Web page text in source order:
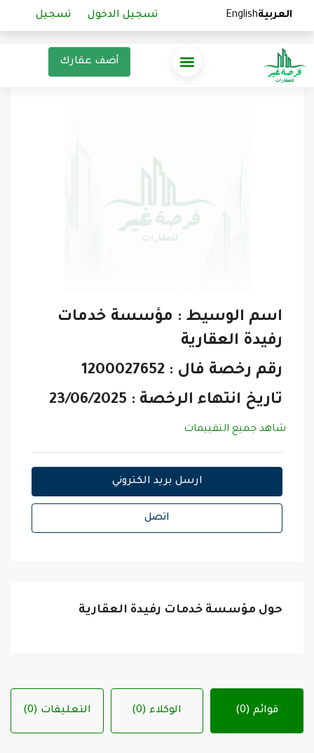
العربيةEnglish تسجيل الدخول تسجيل العربيةEnglish تسجيل الدخول تسجيل
أضف عقارك
اسم الوسيط : مؤسسة خدمات
رفيدة العقارية
رقم رخصة فال : 1200027652
تاريخ انتهاء الرخصة : 23/06/2025
شاهد جميع التقييمات
ارسل بريد الكتروني
اتصل
حول مؤسسة خدمات رفيدة العقارية
قوائم (0) الوكلاء (0) التعليقات (0)